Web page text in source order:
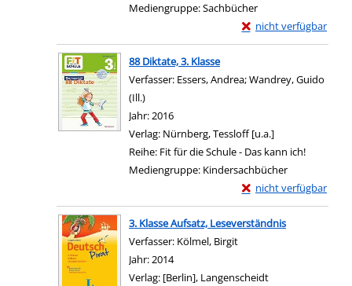
Mediengruppe:Sachbücher
nicht verfügbar
Exemplar-Details von
Zum Download von
88 Diktate, 3. Klasse
Verfasser: Essers, Andrea;Wandrey, Guido
(Ill.)
Jahr:2016
Verlag: Nürnberg, Tessloff [u.a.]
Reihe: Fit für die Schule - Das kann ich!
Mediengruppe: Kindersachbücher
nicht verfügbar
Exemplar-Details von
Zum Download von
3. Klasse Aufsatz, Leseverständnis
Verfasser: Kölmel, Birgit
Jahr:2014
Verlag: [Berlin], Langenscheidt